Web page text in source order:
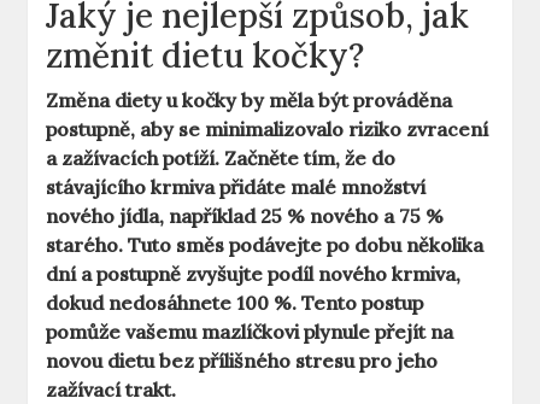
Jaký je nejlepší způsob, jak
změnit dietu kočky?
Změna diety u kočky by měla být prováděna
postupně, aby se minimalizovalo riziko zvracení
a zažívacích potíží. Začněte tím, že do
stávajícího krmiva přidáte malé množství
nového jídla, například 25 % nového a 75 %
starého. Tuto směs podávejte po dobu několika
dní a postupně zvyšujte podíl nového krmiva,
dokud nedosáhnete 100 %. Tento postup
pomůže vašemu mazlíčkovi plynule přejít na
novou dietu bez přílišného stresu pro jeho
zažívací trakt.